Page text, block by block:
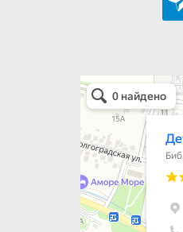
Детская
Библиотека в